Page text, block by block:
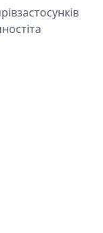
застосунків,
та